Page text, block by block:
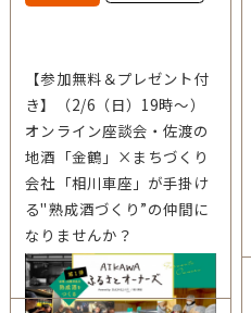
【参加無料＆プレゼント付
き】（2/6（日）19時～）
オンライン座談会・佐渡の
地酒「金鶴」×まちづくり
会社「相川車座」が手掛け
る"熟成酒づくり”の仲間に
なりませんか？